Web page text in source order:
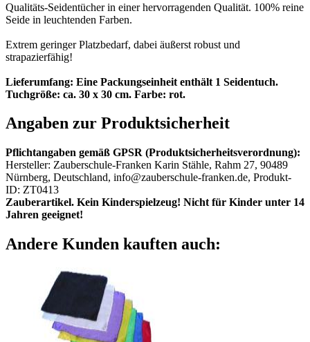
Qualitäts-Seidentücher in einer hervorragenden Qualität. 100% reine
Seide in leuchtenden Farben.
Extrem geringer Platzbedarf, dabei äußerst robust und
strapazierfähig!
Lieferumfang: Eine Packungseinheit enthält 1 Seidentuch.
Tuchgröße: ca. 30 x 30 cm. Farbe: rot.
Angaben zur Produktsicherheit
Pflichtangaben gemäß GPSR (Produktsicherheitsverordnung):
Hersteller: Zauberschule-Franken Karin Stähle, Rahm 27, 90489
Nürnberg, Deutschland, info@zauberschule-franken.de, Produkt-
ID: ZT0413
Zauberartikel. Kein Kinderspielzeug! Nicht für Kinder unter 14
Jahren geeignet!
Andere Kunden kauften auch: